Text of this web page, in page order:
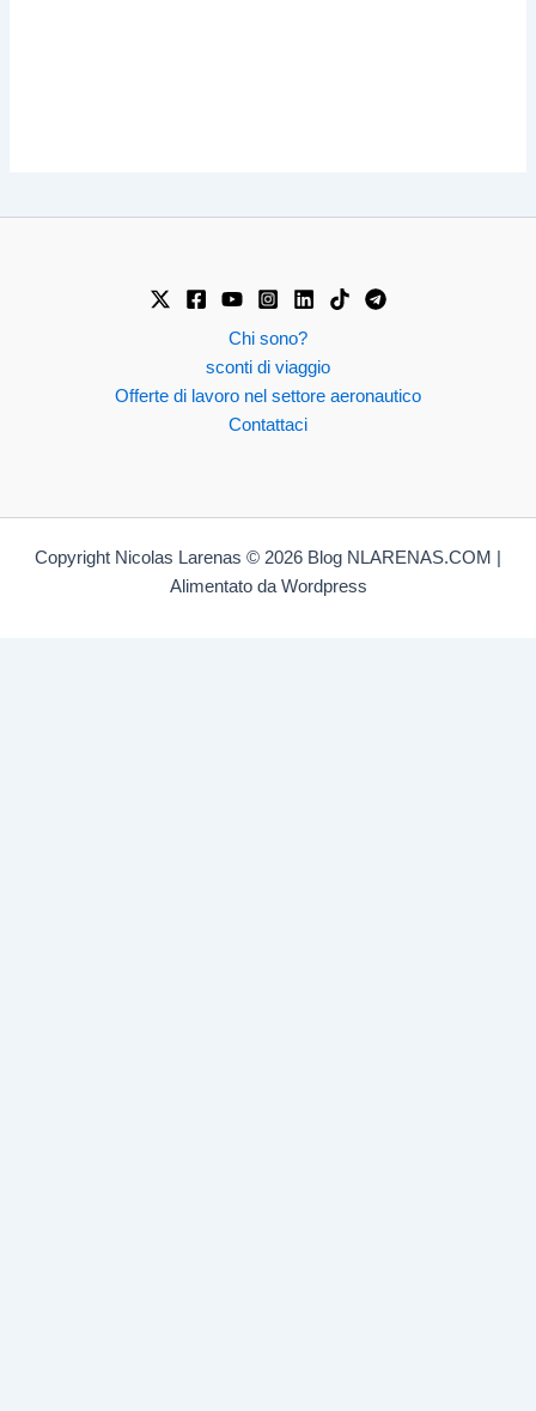
Chi sono?
sconti di viaggio
Offerte di lavoro nel settore aeronautico
Contattaci
Copyright Nicolas Larenas © 2026 Blog NLARENAS.COM |
Alimentato da Wordpress